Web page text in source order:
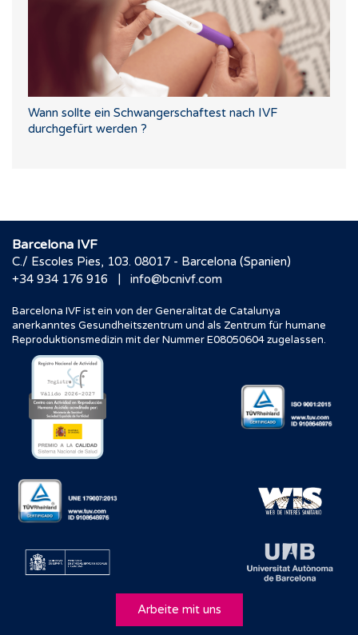
Wann sollte ein Schwangerschaftest nach IVF
durchgefürt werden ?
Barcelona IVF
C./ Escoles Pies, 103. 08017 - Barcelona (Spanien)
+34 934 176 916
| info@bcnivf.com
Barcelona IVF ist ein von der Generalitat de Catalunya
anerkanntes Gesundheitszentrum und als Zentrum für humane
Reproduktionsmedizin mit der Nummer E08050604 zugelassen.
Arbeite mit uns